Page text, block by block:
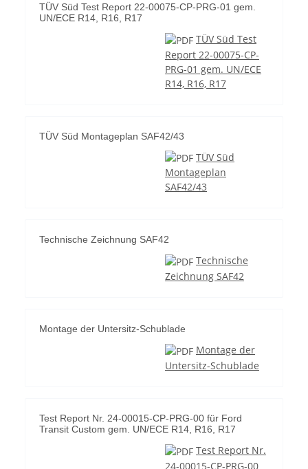
TÜV Süd Test Report 22-00075-CP-PRG-01 gem.
UN/ECE R14, R16, R17
TÜV Süd Test
Report 22-00075-CP-
PRG-01 gem. UN/ECE
R14, R16, R17
TÜV Süd Montageplan SAF42/43
TÜV Süd
Montageplan
SAF42/43
Technische Zeichnung SAF42
Technische
Zeichnung SAF42
Montage der Untersitz-Schublade
Montage der
Untersitz-Schublade
Test Report Nr. 24-00015-CP-PRG-00 für Ford
Transit Custom gem. UN/ECE R14, R16, R17
Test Report Nr.
24-00015-CP-PRG-00